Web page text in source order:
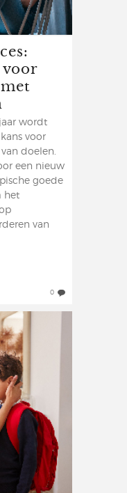
wordt
voor
doelen.
een nieuw
goede
het
van
0